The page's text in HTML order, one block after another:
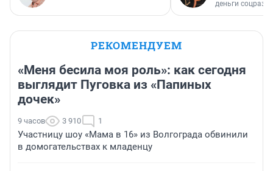
деньги
РЕКОМЕНДУЕМ
«Меня бесила моя роль»: как сегодня
выглядит Пуговка из «Папиных
дочек»
9 часов 3 910 1
Участницу шоу «Мама в 16» из Волгограда обвинили
в домогательствах к младенцу